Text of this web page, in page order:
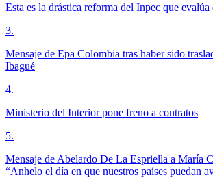
Esta es la drástica reforma del Inpec que
3.
Mensaje de Epa Colombia tras haber sido
Ibagué
4.
Ministerio del Interior pone freno a contratos
5.
Mensaje de Abelardo De La Espriella a María
“Anhelo el día en que nuestros países puedan